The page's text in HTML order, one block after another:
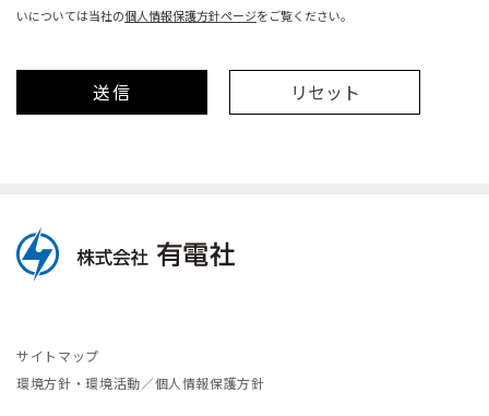
いについては当社の個人情報保護方針ページをご覧ください。
サイトマップ
環境方針・環境活動／個人情報保護方針